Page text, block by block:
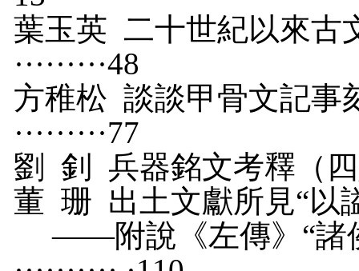
葉玉英 二十世紀以來古文
·········48
方稚松 談談甲骨文記事
·········77
劉
釗
兵器銘文考釋（四則
董 珊 出土文獻所見“以
——附說《左傳》“諸